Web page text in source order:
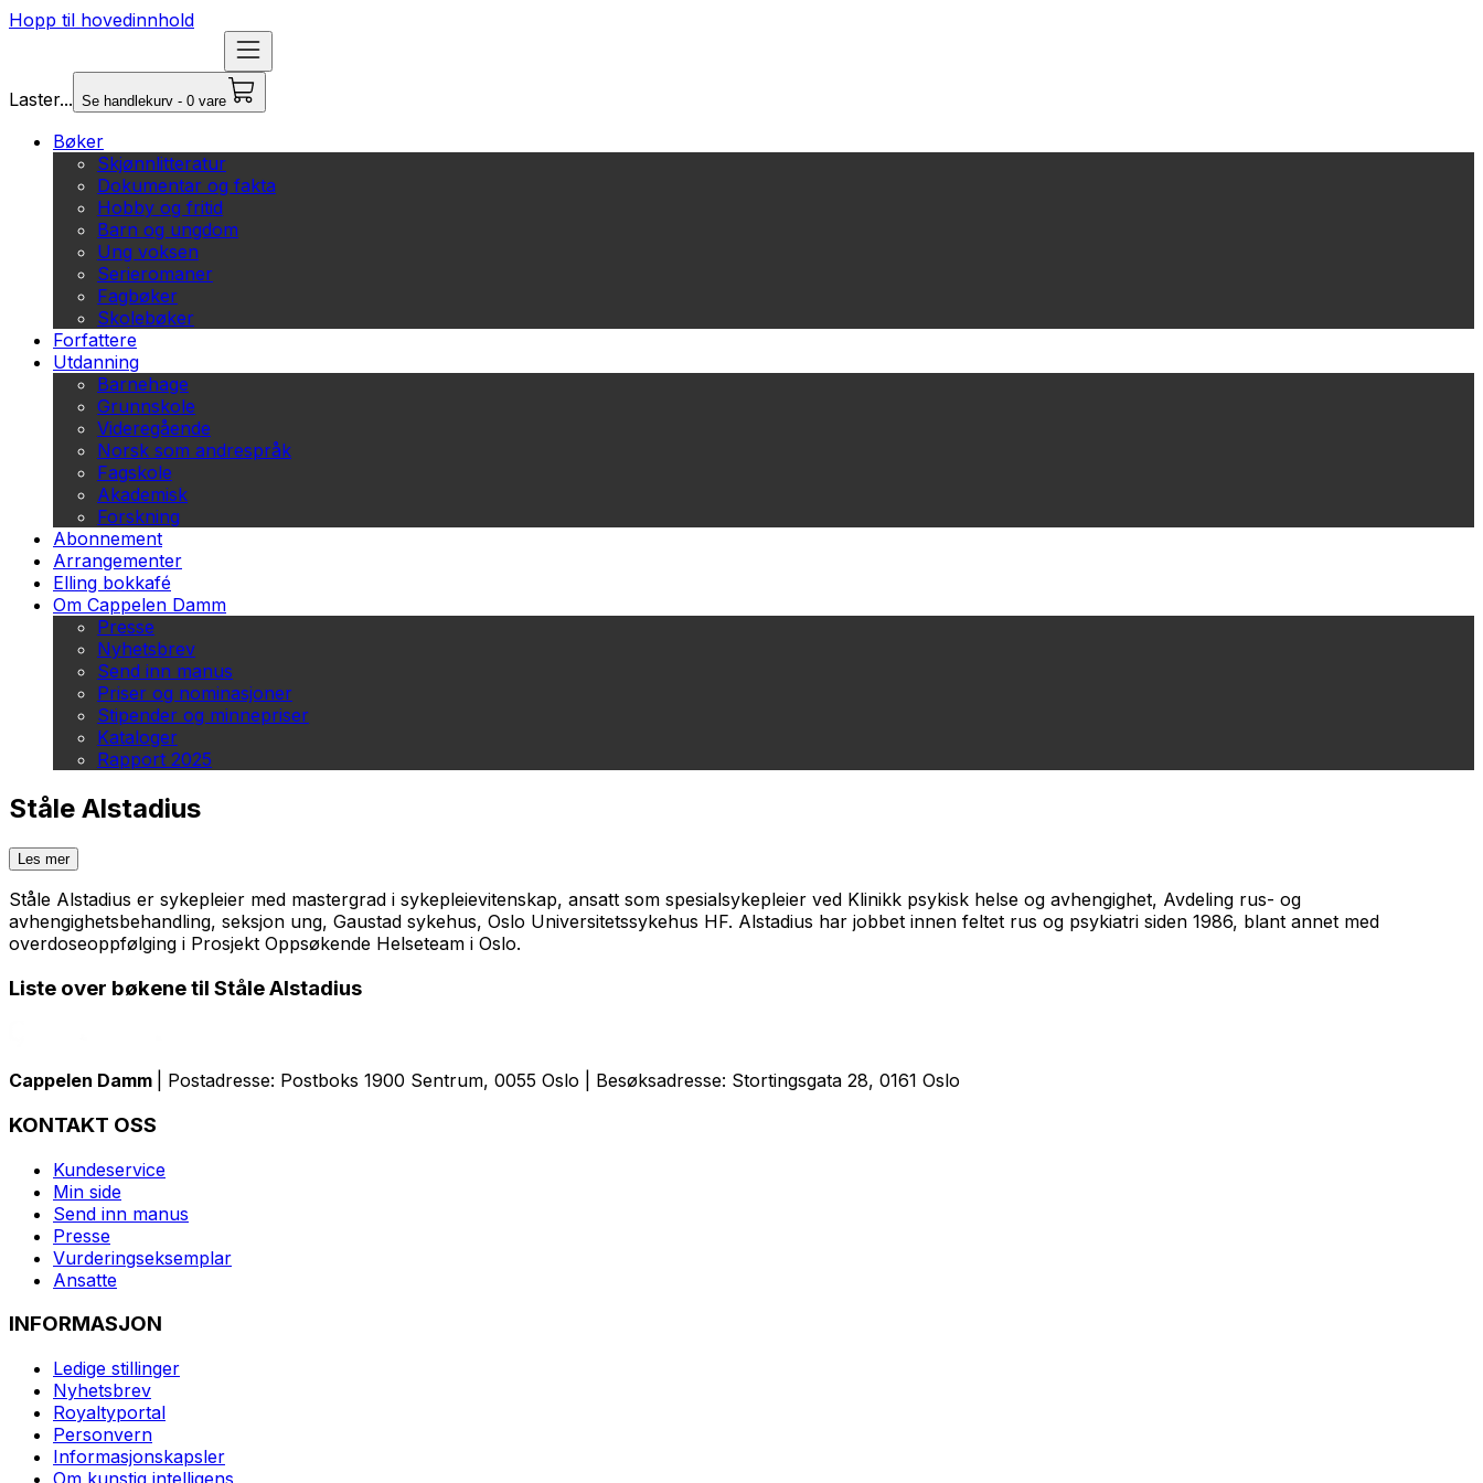
Hopp til hovedinnhold
Laster... Se handlekurv - 0 vare
Bøker
Skjønnlitteratur
Dokumentar og fakta
Hobby og fritid
Barn og ungdom
Ung voksen
Serieromaner
Fagbøker
Skolebøker
Forfattere
Utdanning
Barnehage
Grunnskole
Videregående
Norsk som andrespråk
Fagskole
Akademisk
Forskning
Abonnement
Arrangementer
Elling bokkafé
Om Cappelen Damm
Presse
Nyhetsbrev
Send inn manus
Priser og nominasjoner
Stipender og minnepriser
Kataloger
Rapport 2025
Ståle Alstadius
Les mer
Ståle Alstadius er sykepleier med mastergrad i sykepleievitenskap, ansatt som spesialsykepleier ved Klinikk psykisk helse og avhengighet, Avdeling rus- og
avhengighetsbehandling, seksjon ung, Gaustad sykehus, Oslo Universitetssykehus HF. Alstadius har jobbet innen feltet rus og psykiatri siden 1986, blant annet med
overdoseoppfølging i Prosjekt Oppsøkende Helseteam i Oslo.
Liste over bøkene til Ståle Alstadius
Cappelen Damm | Postadresse: Postboks 1900 Sentrum, 0055 Oslo | Besøksadresse: Stortingsgata 28, 0161 Oslo
KONTAKT OSS
Kundeservice
Min side
Send inn manus
Presse
Vurderingseksemplar
Ansatte
INFORMASJON
Ledige stillinger
Nyhetsbrev
Royaltyportal
Personvern
Informasjonskapsler